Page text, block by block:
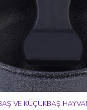
VE KÜÇÜKBAŞ